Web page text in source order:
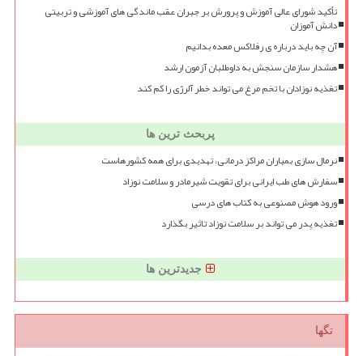
تأکید شورای عالی آموزش و پرورش بر جبران عقب ماندگی های آموزشی و تربیتی
دانش آموزان
آن چه باید درباره ی رفلاکس معده بدانیم
هشدار سازمان سنجش به داوطلبان آزمون ارشد
تغذیه نوزادان با تخم مرغ می تواند خطر آلرژی را کم کند
پربحث ترین ها
نرمال سازی بمباران مراکز درمانی، تهدیدی برای همه کشورهاست
سفارش های طب ایرانی برای تقویت شیرمادر و سلامت نوزاد
ورود هوش مصنوعی به کتاب های درسی
تغذیه پدر می تواند بر سلامت نوزاد تاثیر بگذارد
جدیدترین ها
تگها